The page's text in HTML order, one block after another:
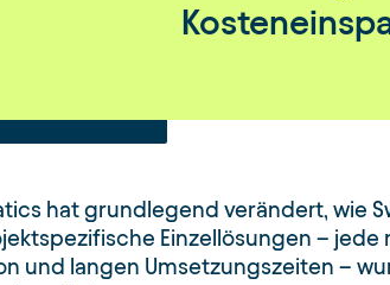
hat grundlegend verändert, wie
Einzellösungen –
und langen Umsetzungszeiten –